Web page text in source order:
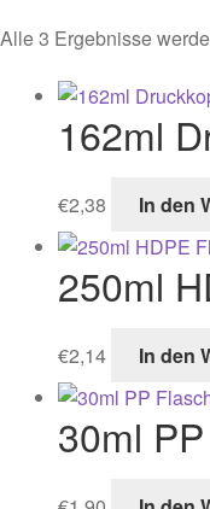
Alle 3 Ergebnisse
162ml
€2,38 In den
250ml
€2,14 In den
30ml